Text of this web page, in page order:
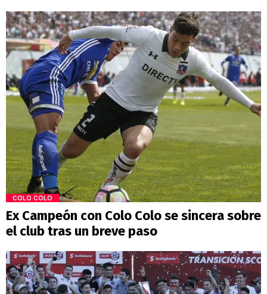
COLO COLO
Ex Campeón con Colo Colo se sincera sobre
el club tras un breve paso